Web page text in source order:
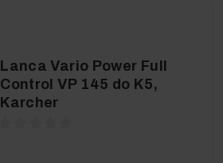
Lanca Vario Power Full
Control VP 145 do K5,
Karcher